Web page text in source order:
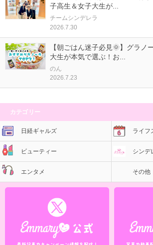
子高生＆女子大生が...
チームシンデレラ
2026.7.30
【朝ごはん迷子必見🌞】グラノ
大生が本気で選ぶ！お...
のん
2026.7.23
カテゴリー
日経ギャルズ ライフ
ビューティー シンデ
エンタメ その他